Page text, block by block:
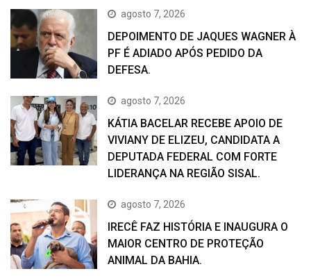
agosto 7, 2026
DEPOIMENTO DE JAQUES WAGNER À
PF É ADIADO APÓS PEDIDO DA
DEFESA.
agosto 7, 2026
KÁTIA BACELAR RECEBE APOIO DE
VIVIANY DE ELIZEU, CANDIDATA A
DEPUTADA FEDERAL COM FORTE
LIDERANÇA NA REGIÃO SISAL.
agosto 7, 2026
IRECÊ FAZ HISTÓRIA E INAUGURA O
MAIOR CENTRO DE PROTEÇÃO
ANIMAL DA BAHIA.